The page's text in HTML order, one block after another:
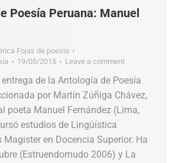
Poesía Peruana: Manuel
Fojas de poesia
19/05/2015 Leave a comment
entrega de la Antología de Poesía
por Martín Zúñiga Chávez,
poeta Manuel Fernández (Lima,
estudios de Lingüística
Magister en Docencia Superior. Ha
(Estruendomudo 2006) y La